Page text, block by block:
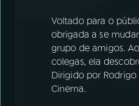
Voltado para o
obrigada a se
grupo de amigos.
colegas, ela
Dirigido por
Cinema.